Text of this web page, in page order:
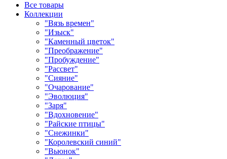
Все товары
Коллекции
"Вязь времен"
"Изыск"
"Каменный цветок"
"Преображение"
"Пробуждение"
"Рассвет"
"Сияние"
"Очарование"
"Эволюция"
"Заря"
"Вдохновение"
"Райские птицы"
"Снежинки"
"Королевский синий"
"Вьюнок"